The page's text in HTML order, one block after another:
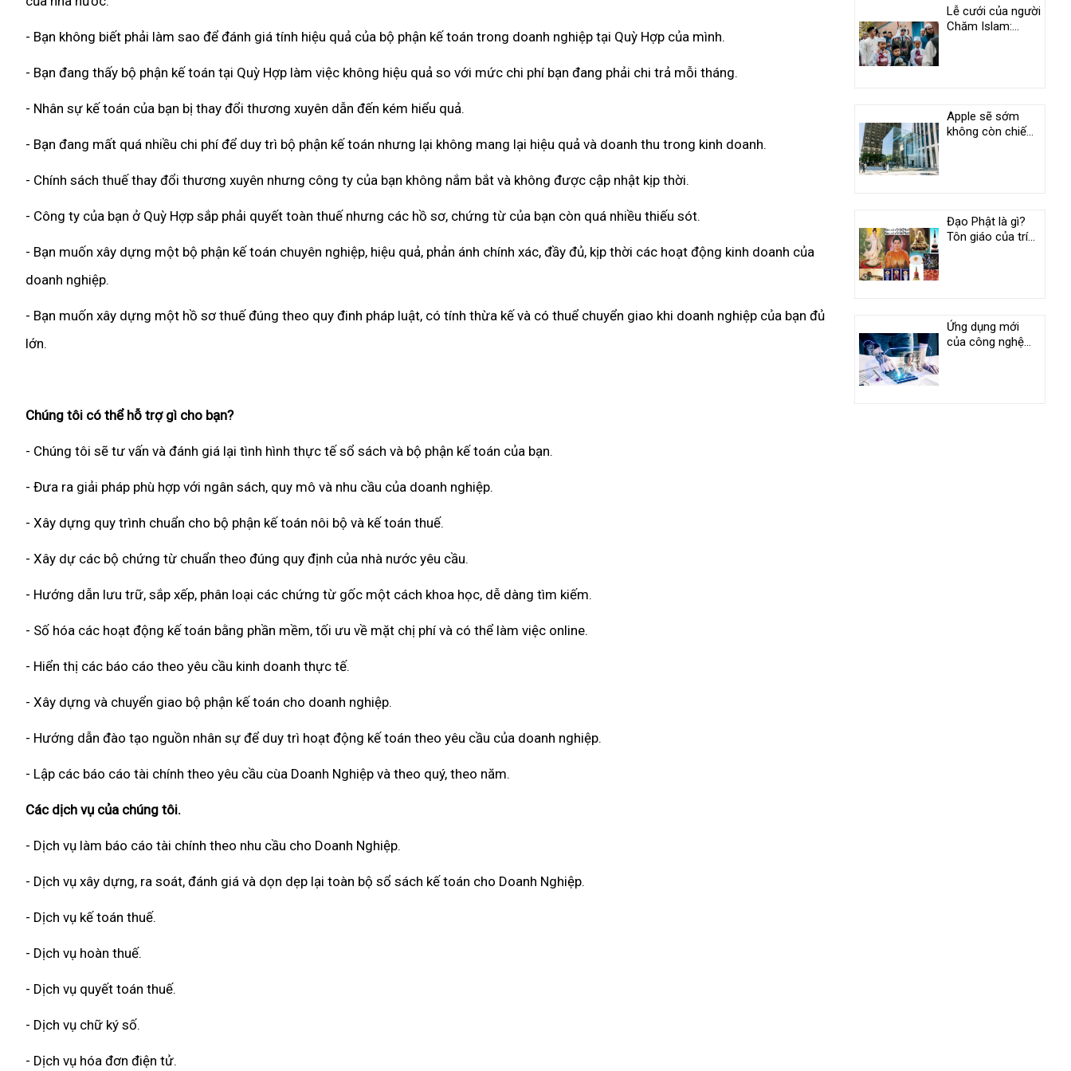
- Bạn không biết phải làm sao để đánh giá tính hiệu quả của bộ phận kế toán trong doanh nghiệp tại Quỳ Hợp của mình.
- Bạn đang thấy bộ phận kế toán tại Quỳ Hợp làm việc không hiệu quả so với mức chi phí bạn đang phải chi trả mỗi tháng.
- Nhân sự kế toán của bạn bị thay đổi thương xuyên dẫn đến kém hiểu quả.
- Bạn đang mất quá nhiều chi phí để duy trì bộ phận kế toán nhưng lại không mang lại hiệu quả và doanh thu trong kinh doanh.
- Chính sách thuế thay đổi thương xuyên nhưng công ty của bạn không nắm bắt và không được cập nhật kịp thời.
- Công ty của bạn ở Quỳ Hợp sắp phải quyết toàn thuế nhưng các hồ sơ, chứng từ của bạn còn quá nhiều thiếu sót.
- Bạn muốn xây dựng một bộ phận kế toán chuyên nghiệp, hiệu quả, phản ánh chính xác, đầy đủ, kịp thời các hoạt động kinh doanh của
doanh nghiệp.
- Bạn muốn xây dựng một hồ sơ thuế đúng theo quy đinh pháp luật, có tính thừa kế và có thuể chuyển giao khi doanh nghiệp của bạn đủ
lớn.
Chúng tôi có thể hỗ trợ gì cho bạn?
- Chúng tôi sẽ tư vấn và đánh giá lại tình hình thực tế sổ sách và bộ phận kế toán của bạn.
- Đưa ra giải pháp phù hợp với ngân sách, quy mô và nhu cầu của doanh nghiệp.
- Xây dựng quy trình chuẩn cho bộ phận kế toán nôi bộ và kế toán thuế.
- Xây dự các bộ chứng từ chuẩn theo đúng quy định của nhà nước yêu cầu.
- Hướng dẫn lưu trữ, sắp xếp, phân loại các chứng từ gốc một cách khoa học, dễ dàng tìm kiếm.
- Số hóa các hoạt động kế toán bằng phần mềm, tối ưu về mặt chị phí và có thể làm việc online.
- Hiển thị các báo cáo theo yêu cầu kinh doanh thực tế.
- Xây dựng và chuyển giao bộ phận kế toán cho doanh nghiệp.
- Hướng dẫn đào tạo nguồn nhân sự để duy trì hoạt động kế toán theo yêu cầu của doanh nghiệp.
- Lập các báo cáo tài chính theo yêu cầu cùa Doanh Nghiệp và theo quý, theo năm.
Các dịch vụ của chúng tôi.
- Dịch vụ làm báo cáo tài chính theo nhu cầu cho Doanh Nghiệp.
- Dịch vụ xây dựng, ra soát, đánh giá và dọn dẹp lại toàn bộ sổ sách kế toán cho Doanh Nghiệp.
- Dịch vụ kế toán thuế.
- Dịch vụ hoàn thuế.
- Dịch vụ quyết toán thuế.
- Dịch vụ chữ ký số.
- Dịch vụ hóa đơn điện tử.
Lễ cưới của người
Chăm Islam:
Apple sẽ sớm
không còn chiếm
Đạo Phật là gì?
Tôn giáo của trí
Ứng dụng mới
của công nghệ